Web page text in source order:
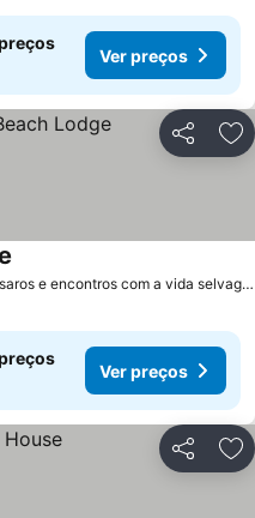
Ver preços
Partilhar
Observação de pássaros e encontros com a vida selvagem
Ver preços
Partilhar